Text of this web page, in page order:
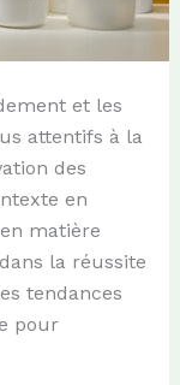
et les
attentifs à la
des
en
matière
la réussite
tendances
pour